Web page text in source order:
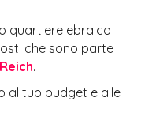
quartiere ebraico
che sono parte
.
al tuo budget e alle